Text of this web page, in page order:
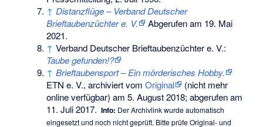
↑ Distanzflüge – Verband Deutscher
Brieftaubenzüchter e. V.
Abgerufen am 19. Mai
2021.
↑ Verband Deutscher Brieftaubenzüchter e. V.:
Taube gefunden!?
↑ Brieftaubensport – Ein mörderisches Hobby.
ETN e. V., archiviert vomOriginal
(nicht mehr
online verfügbar) am5. August 2018; abgerufen am
11. Juli 2017. Info: Der Archivlink wurde automatisch
eingesetzt und noch nicht geprüft. Bitte prüfe Original- und